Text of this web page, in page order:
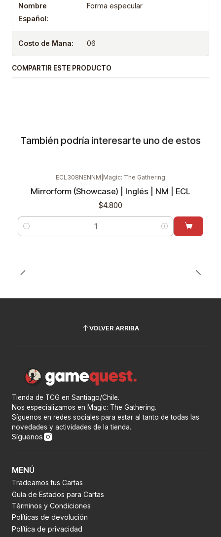
Nombre
Español:
Forma especular
Costo de Mana: 06
COMPARTIR ESTE PRODUCTO
También podría interesarte uno de estos
ECL308NENNM Magic: The Gathering
Mirrorform (Showcase) | Inglés | NM | ECL
$4.800
Cantidad
VOLVER ARRIBA
Tienda de TCG en Santiago/Chile.
Nos especializamos en Magic: The Gathering.
Síguenos en redes sociales para estar al tanto de todas las
novedades y actividades de la tienda.
Síguenos
MENÚ
Tradeamos tus Cartas
Guía de Estados para Cartas
Términos y Condiciones
Políticas de devolución
Política de privacidad